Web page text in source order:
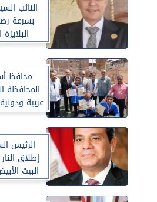
النائب
بسرعة
محافظ
المحافظة
عربية
الرئيس
إطلاق
البيت